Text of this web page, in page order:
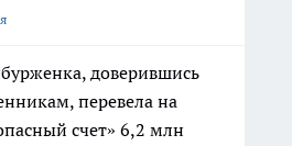
доверившись
перевела на
счет» 6,2 млн